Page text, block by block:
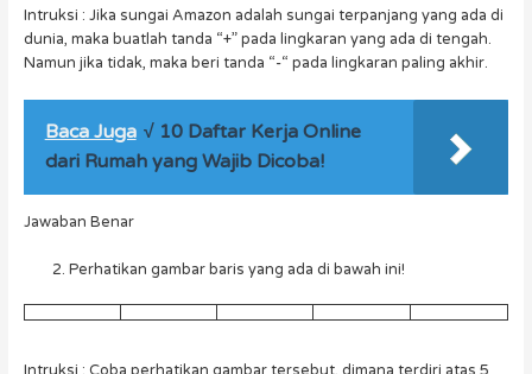
Intruksi : Jika sungai Amazon adalah sungai terpanjang yang ada di
dunia, maka buatlah tanda “+” pada lingkaran yang ada di tengah.
Namun jika tidak, maka beri tanda “-“ pada lingkaran paling akhir.
Baca Juga √ 10 Daftar Kerja Online
dari Rumah yang Wajib Dicoba!
Jawaban Benar
Perhatikan gambar baris yang ada di bawah ini!